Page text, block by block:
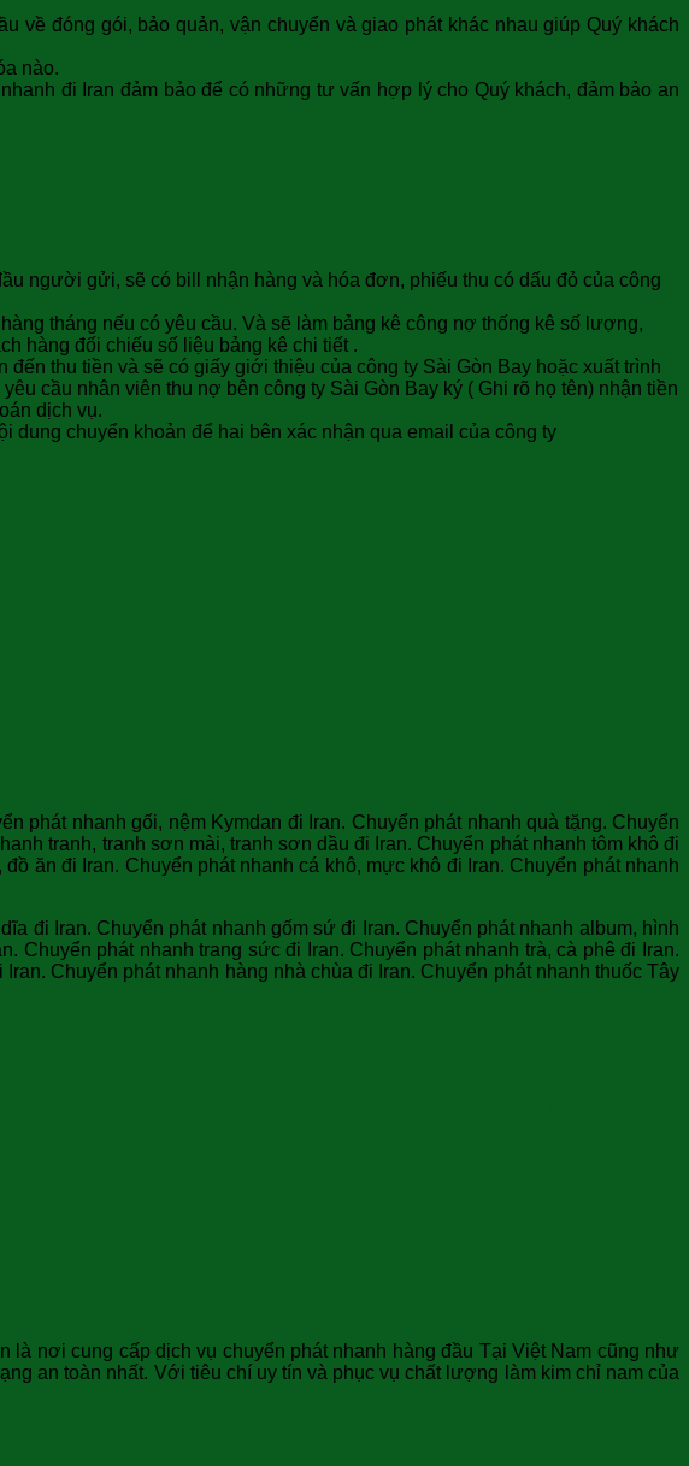
về đóng gói, bảo quản, vận chuyển và giao phát khác nhau giúp Quý khách
nào.
đi Iran đảm bảo để có những tư vấn hợp lý cho Quý khách, đảm bảo an
người gửi, sẽ có bill nhận hàng và hóa đơn, phiếu thu có dấu đỏ của công
tháng nếu có yêu cầu. Và sẽ làm bảng kê công nợ thống kê số lượng,
hàng đối chiếu số liệu bảng kê chi tiết .
thu tiền và sẽ có giấy giới thiệu của công ty Sài Gòn Bay hoặc xuất trình
cầu nhân viên thu nợ bên công ty Sài Gòn Bay ký ( Ghi rõ họ tên) nhận tiền
dịch vụ.
chuyển khoản để hai bên xác nhận qua email của công ty
phát nhanh gối, nệm Kymdan đi Iran. Chuyển phát nhanh quà tặng. Chuyển
tranh, tranh sơn mài, tranh sơn dầu đi Iran. Chuyển phát nhanh tôm khô đi
ăn đi Iran. Chuyển phát nhanh cá khô, mực khô đi Iran. Chuyển phát nhanh
đi Iran. Chuyển phát nhanh gốm sứ đi Iran. Chuyển phát nhanh album, hình
phát nhanh trang sức đi Iran. Chuyển phát nhanh trà, cà phê đi Iran.
Chuyển phát nhanh hàng nhà chùa đi Iran. Chuyển phát nhanh thuốc Tây
nơi cung cấp dịch vụ chuyển phát nhanh hàng đầu Tại Việt Nam cũng như
an toàn nhất. Với tiêu chí uy tín và phục vụ chất lượng làm kim chỉ nam của